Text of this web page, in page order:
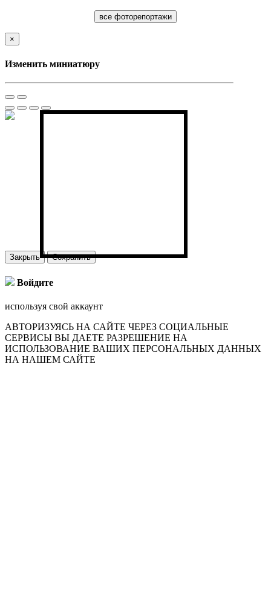
все фоторепортажи
×
Изменить миниатюру
Закрыть Сохранить
Войдите
используя свой аккаунт
АВТОРИЗУЯСЬ НА САЙТЕ ЧЕРЕЗ СОЦИАЛЬНЫЕ
СЕРВИСЫ ВЫ ДАЕТЕ РАЗРЕШЕНИЕ НА
ИСПОЛЬЗОВАНИЕ ВАШИХ ПЕРСОНАЛЬНЫХ ДАННЫХ
НА НАШЕМ САЙТЕ